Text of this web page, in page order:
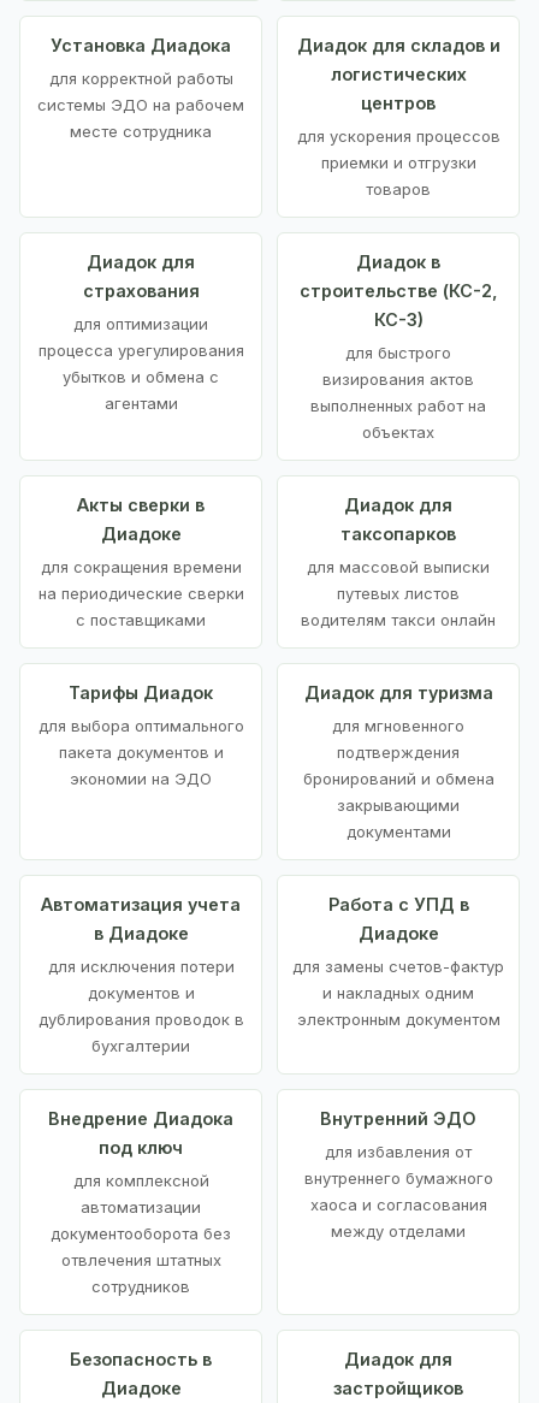
Установка Диадока
для корректной работы
системы ЭДО на рабочем
месте сотрудника
Диадок для складов и
логистических
центров
для ускорения процессов
приемки и отгрузки
товаров
Диадок для
страхования
для оптимизации
процесса урегулирования
убытков и обмена с
агентами
Диадок в
строительстве (КС-2,
КС-3)
для быстрого
визирования актов
выполненных работ на
объектах
Акты сверки в
Диадоке
для сокращения времени
на периодические сверки
с поставщиками
Диадок для
таксопарков
для массовой выписки
путевых листов
водителям такси онлайн
Тарифы Диадок
для выбора оптимального
пакета документов и
экономии на ЭДО
Диадок для туризма
для мгновенного
подтверждения
бронирований и обмена
закрывающими
документами
Автоматизация учета
в Диадоке
для исключения потери
документов и
дублирования проводок в
бухгалтерии
Работа с УПД в
Диадоке
для замены счетов-фактур
и накладных одним
электронным документом
Внедрение Диадока
под ключ
для комплексной
автоматизации
документооборота без
отвлечения штатных
сотрудников
Внутренний ЭДО
для избавления от
внутреннего бумажного
хаоса и согласования
между отделами
Безопасность в
Диадоке
Диадок для
застройщиков